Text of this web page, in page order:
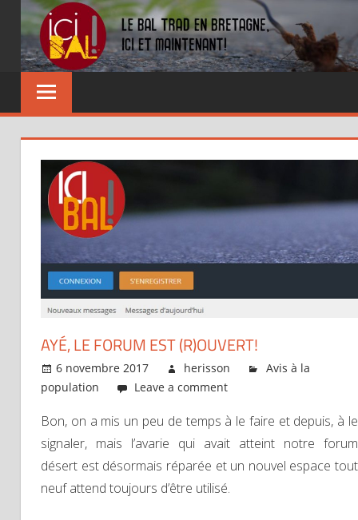
content
Dansez
partout
AYÉ, LE FORUM EST (R)OUVERT!
6 novembre 2017 herisson
Avis à la
population
Leave a comment
Bon, on a mis un peu de temps à le faire et depuis, à le
signaler, mais l’avarie qui avait atteint notre forum
désert est désormais réparée et un nouvel espace tout
neuf attend toujours d’être utilisé.